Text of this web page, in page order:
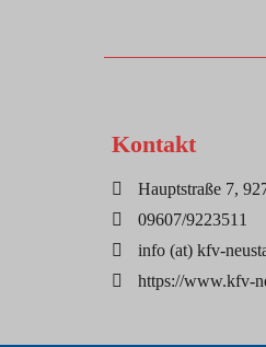
Kontakt
Hauptstraße 7,
09607/9223511
info (at) kfv-
https://www.kfv-